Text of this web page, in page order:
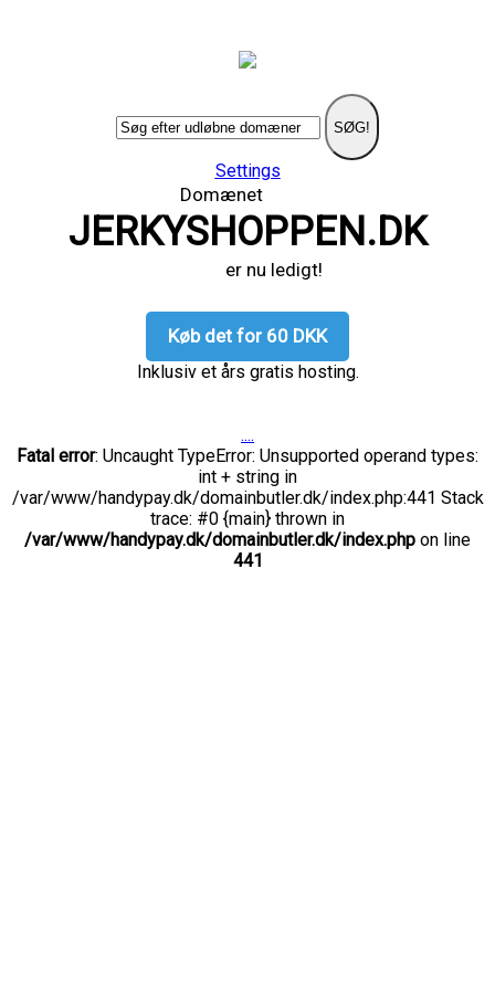
SØG!
Settings
Domænet
JERKYSHOPPEN.DK
er nu ledigt!
Køb det for 60 DKK
Inklusiv et års gratis hosting.
....
Fatal error: Uncaught TypeError: Unsupported operand types:
int + string in
/var/www/handypay.dk/domainbutler.dk/index.php:441 Stack
trace: #0 {main} thrown in
/var/www/handypay.dk/domainbutler.dk/index.php on line
441